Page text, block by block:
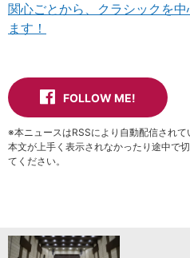
関心ごとから、クラシックを
ます！
FOLLOW ME!
※本ニュースはRSSにより自動配信されて
本文が上手く表示されなかったり途中で
てください。